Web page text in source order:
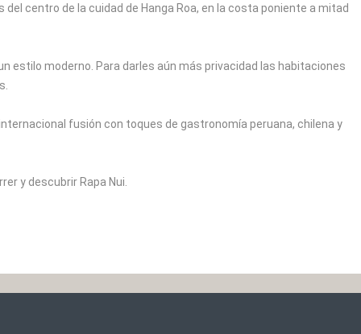
centro de la cuidad de Hanga Roa, en la costa poniente a mitad
estilo moderno. Para darles aún más privacidad las habitaciones
fusión con toques de gastronomía peruana, chilena y
y descubrir Rapa Nui.